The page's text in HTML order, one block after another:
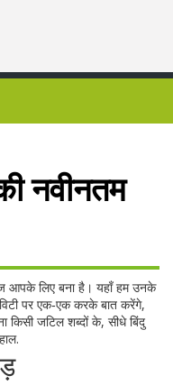
नवीनतम
आपके लिए बना है। यहाँ हम उनके
पर एक‑एक करके बात करेंगे,
किसी जटिल शब्दों के, सीधे बिंदु